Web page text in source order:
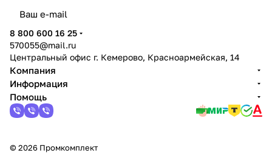
8 800 600 16 25
570055@mail.ru
Центральный офис г. Кемерово, Красноармейская, 14
Компания
Информация
Помощь
© 2026 Промкомплект